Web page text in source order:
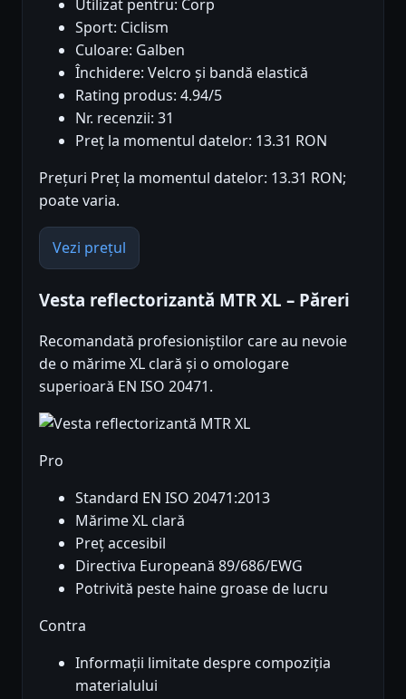
Utilizat pentru: Corp
Sport: Ciclism
Culoare: Galben
Închidere: Velcro și bandă elastică
Rating produs: 4.94/5
Nr. recenzii: 31
Preț la momentul datelor: 13.31 RON
Prețuri Preț la momentul datelor: 13.31 RON;
poate varia.
Vezi prețul
Vesta reflectorizantă MTR XL – Păreri
Recomandată profesioniștilor care au nevoie
de o mărime XL clară și o omologare
superioară EN ISO 20471.
Pro
Standard EN ISO 20471:2013
Mărime XL clară
Preț accesibil
Directiva Europeană 89/686/EWG
Potrivită peste haine groase de lucru
Contra
Informații limitate despre compoziția
materialului